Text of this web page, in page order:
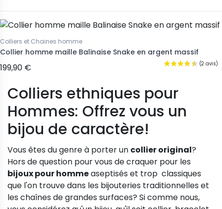
Colliers et Chaines homme
Collier homme maille Balinaise Snake en argent massif
199,90 €
Colliers ethniques pour
Hommes: Offrez vous un
bijou de caractère!
Vous êtes du genre à porter un collier original?
Hors de question pour vous de craquer pour les
bijoux pour hommeaseptisés et trop classiques
que l'on trouve dans les bijouteries traditionnelles et
les chaînes de grandes surfaces? Si comme nous,